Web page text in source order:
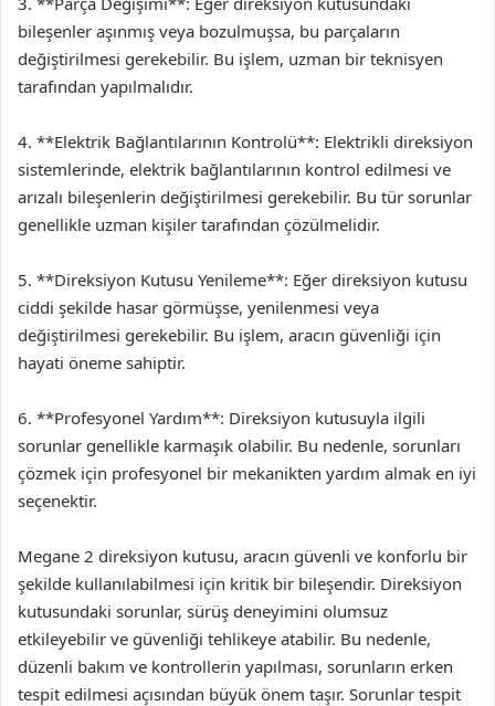
bileşenler aşınmış veya bozulmuşsa, bu parçaların
değiştirilmesi gerekebilir. Bu işlem, uzman bir teknisyen
tarafından yapılmalıdır.
4. **Elektrik Bağlantılarının Kontrolü**: Elektrikli direksiyon
sistemlerinde, elektrik bağlantılarının kontrol edilmesi ve
arızalı bileşenlerin değiştirilmesi gerekebilir. Bu tür sorunlar
genellikle uzman kişiler tarafından çözülmelidir.
5. **Direksiyon Kutusu Yenileme**: Eğer direksiyon kutusu
ciddi şekilde hasar görmüşse, yenilenmesi veya
değiştirilmesi gerekebilir. Bu işlem, aracın güvenliği için
hayati öneme sahiptir.
6. **Profesyonel Yardım**: Direksiyon kutusuyla ilgili
sorunlar genellikle karmaşık olabilir. Bu nedenle, sorunları
çözmek için profesyonel bir mekanikten yardım almak en iyi
seçenektir.
Megane 2 direksiyon kutusu, aracın güvenli ve konforlu bir
şekilde kullanılabilmesi için kritik bir bileşendir. Direksiyon
kutusundaki sorunlar, sürüş deneyimini olumsuz
etkileyebilir ve güvenliği tehlikeye atabilir. Bu nedenle,
düzenli bakım ve kontrollerin yapılması, sorunların erken
tespit edilmesi açısından büyük önem taşır. Sorunlar tespit